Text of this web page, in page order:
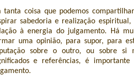
tanta coisa que podemos
sabedoria e realização
à energia do julgamento. Há
uma opinião, para supor, para
sobre o outro, ou sobre si
e referências, é